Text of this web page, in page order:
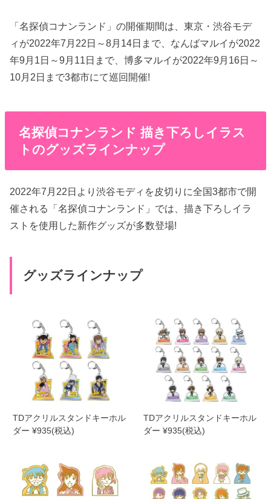
「名探偵コナンランド」の開催期間は、東京・渋谷モデ
ィが2022年7月22日～8月14日まで、なんばマルイが2022
年9月1日～9月11日まで、博多マルイが2022年9月16日～
10月2日まで3都市にて巡回開催!
名探偵コナンランド 描き下ろしイラス
トのグッズラインナップ
2022年7月22日より渋谷モディを皮切りに全国3都市で開
催される「名探偵コナンランド」では、描き下ろしイラ
ストを使用した新作グッズが多数登場!
グッズラインナップ
TDアクリルスタンドキーホル
ダー ¥935(税込)
TDアクリルスタンドキーホル
ダー ¥935(税込)